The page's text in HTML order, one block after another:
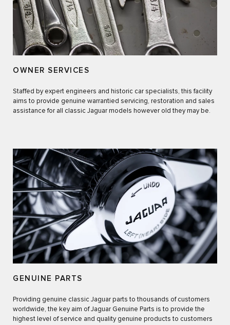
OWNER SERVICES
Staffed by expert engineers and historic car specialists, this facility
aims to provide genuine warrantied servicing, restoration and sales
assistance for all classic Jaguar models however old they may be.
GENUINE PARTS
Providing genuine classic Jaguar parts to thousands of customers
worldwide, the key aim of Jaguar Genuine Parts is to provide the
highest level of service and quality genuine products to customers